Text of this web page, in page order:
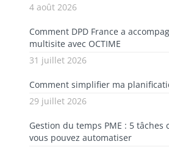
4 août 2026
Comment DPD France a
multisite avec OCTIME
31 juillet 2026
Comment simplifier ma
29 juillet 2026
Gestion du temps PME : 5 tâches
vous pouvez automatiser